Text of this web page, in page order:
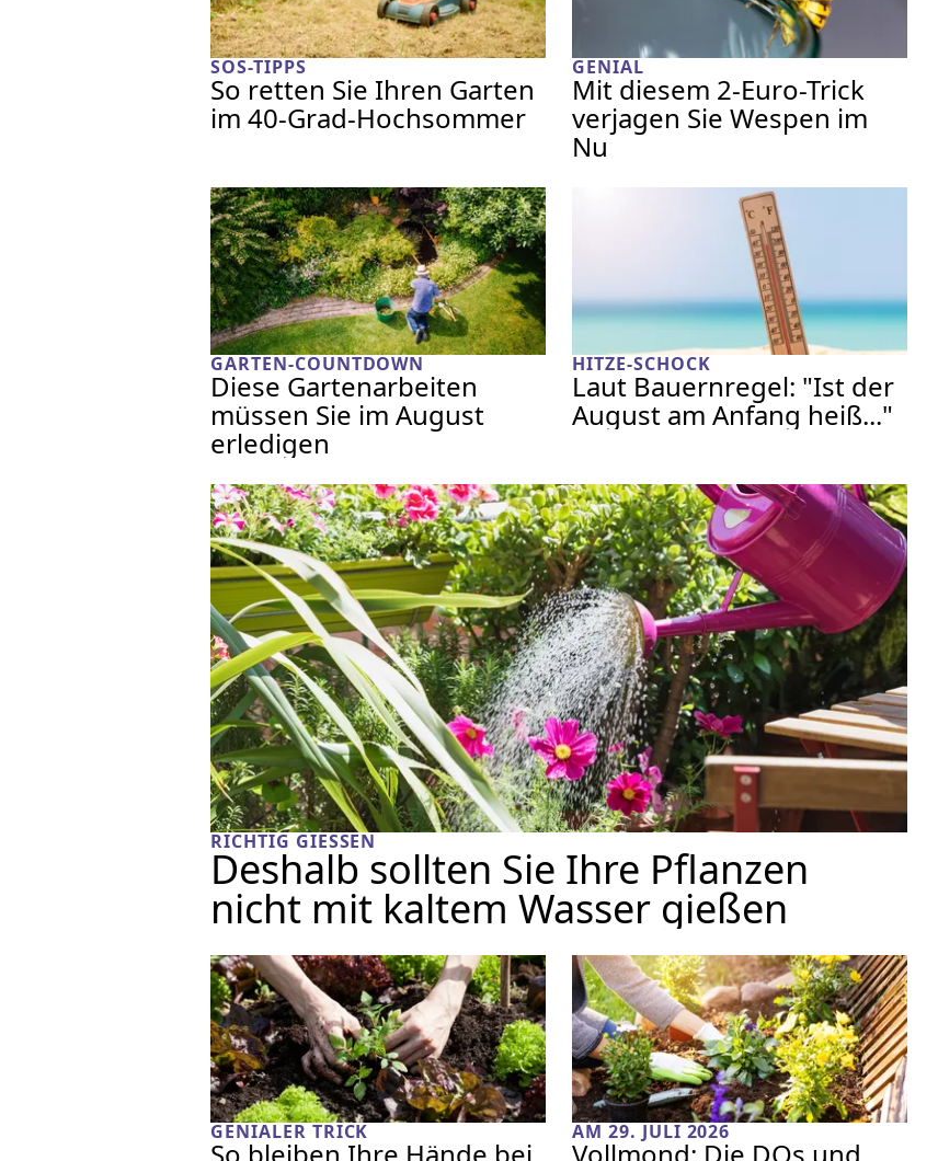
SOS-TIPPS
So retten Sie Ihren Garten
im 40-Grad-Hochsommer
GENIAL
Mit diesem 2-Euro-Trick
verjagen Sie Wespen im
Nu
GARTEN-COUNTDOWN
Diese Gartenarbeiten
müssen Sie im August
erledigen
HITZE-SCHOCK
Laut Bauernregel: "Ist der
August am Anfang heiß..."
RICHTIG GIESSEN
Deshalb sollten Sie Ihre Pflanzen
nicht mit kaltem Wasser gießen
GENIALER TRICK AM 29. JULI 2026